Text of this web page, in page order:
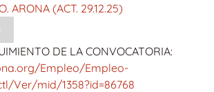
ARONA (ACT. 29.12.25)
DE LA CONVOCATORIA:
Empleo/Empleo-
Ver/mid/1358?id=86768